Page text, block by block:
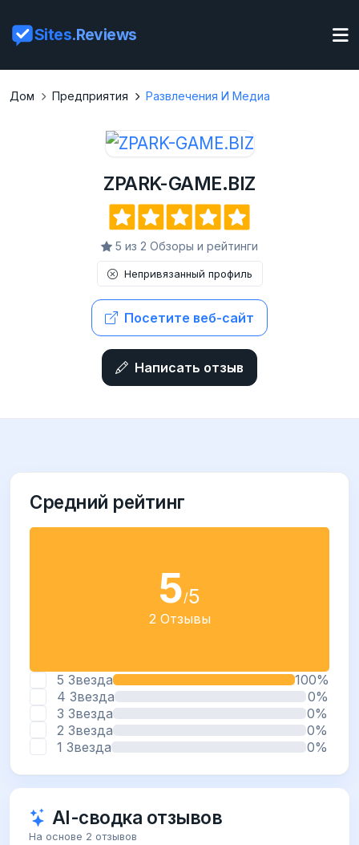
Sites.Reviews
Дом Предприятия Развлечения И Медиа
ZPARK-GAME.BIZ
5 из 2 Обзоры и рейтинги
Непривязанный профиль
Посетите веб-сайт
Написать отзыв
Средний рейтинг
5/5
2 Отзывы
5 Звезда
100%
4 Звезда
0%
3 Звезда
0%
2 Звезда
0%
1 Звезда
0%
AI-сводка отзывов
На основе 2 отзывов